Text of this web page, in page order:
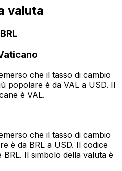
valuta
che il tasso di cambio
popolare è da VAL a USD. Il
è VAL.
che il tasso di cambio
è da BRL a USD. Il codice
Il simbolo della valuta è